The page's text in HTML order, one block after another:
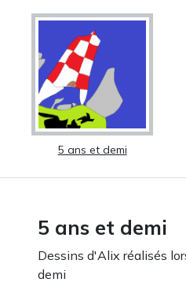
5 ans et demi
5 ans et demi
Dessins d'Alix réalisés
demi